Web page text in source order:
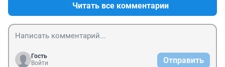
Читать все комментарии
Гость
Войти
Отправить